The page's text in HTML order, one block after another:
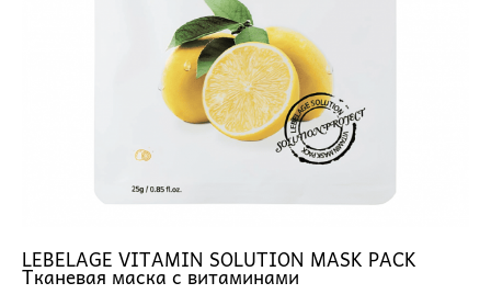
LEBELAGE VITAMIN SOLUTION MASK PACK
Тканевая маска с витаминами